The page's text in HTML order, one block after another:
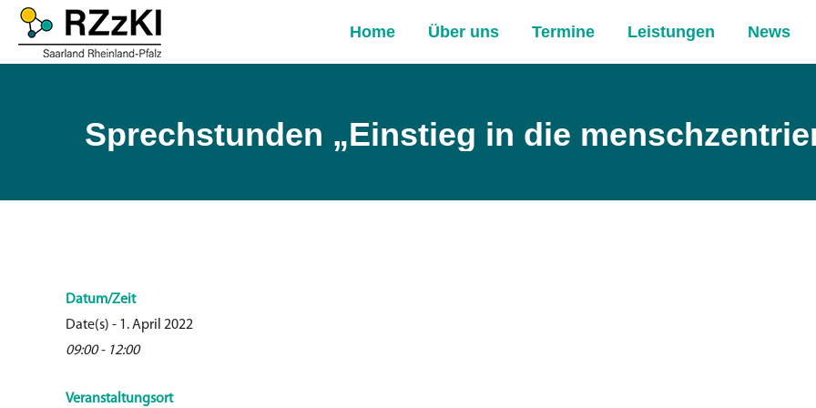
Home Über uns Termine Leistungen News
Sprechstunden „Einstieg in die
Datum/Zeit
Date(s) - 1. April 2022
09:00 - 12:00
Veranstaltungsort